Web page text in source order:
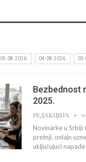
05.08.2026. 04.08.2026.
Bezbednost
2025.
РЕДАКЦИЈА
Novinarke u
pretnji, onlajn
uključujući